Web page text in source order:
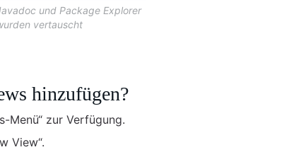
und Package Explorer
vertauscht
hinzufügen?
Menü“ zur Verfügung.
View“.